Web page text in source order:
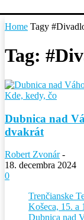
Home Tagy
Tag:
Kde, kedy, čo
Dubnica nad
dvakrát
Robert Zvonár -
18. decembra 2024
0
Trenčianske
Košeca, 15. a
Dubnica nad